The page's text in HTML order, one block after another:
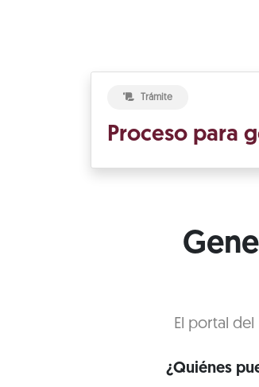
Trámite
Proceso para
El portal
¿Quiénes